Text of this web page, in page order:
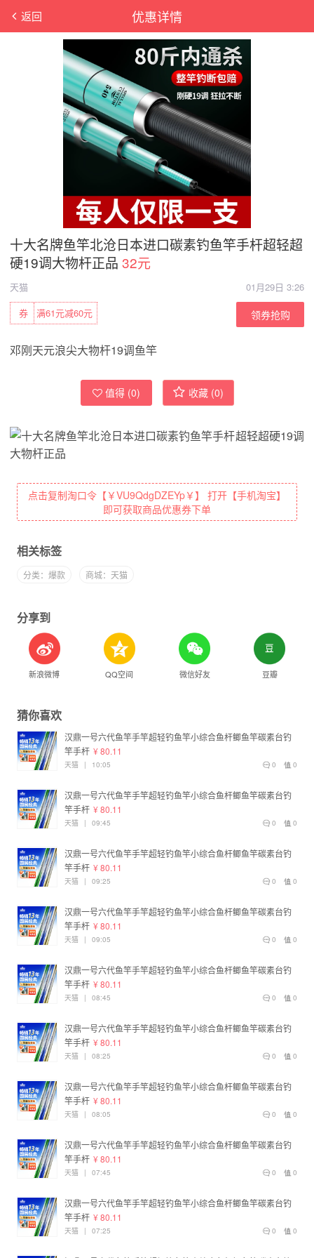
优惠详情
返回
十大名牌鱼竿北沧日本进口碳素钓鱼竿手杆超轻超
硬19调大物杆正品 32元
天猫
01月29日 3:26
满61元减60元
券 领券抢购
邓刚天元浪尖大物杆19调鱼竿
值得 (0) 收藏 (0)
点击复制淘口令【￥VU9QdgDZEYp￥】 打开【手机淘宝】
即可获取商品优惠券下单
相关标签
分类：爆款 商城：天猫
分享到
新浪微博 QQ空间 微信好友 豆瓣
猜你喜欢
汉鼎一号六代鱼竿手竿超轻钓鱼竿小综合鱼杆鲫鱼竿碳素台钓
竿手杆 ¥ 80.11
0
0
天猫 | 10:05
汉鼎一号六代鱼竿手竿超轻钓鱼竿小综合鱼杆鲫鱼竿碳素台钓
竿手杆 ¥ 80.11
0
0
天猫 | 09:45
汉鼎一号六代鱼竿手竿超轻钓鱼竿小综合鱼杆鲫鱼竿碳素台钓
竿手杆 ¥ 80.11
0
0
天猫 | 09:25
汉鼎一号六代鱼竿手竿超轻钓鱼竿小综合鱼杆鲫鱼竿碳素台钓
竿手杆 ¥ 80.11
0
0
天猫 | 09:05
汉鼎一号六代鱼竿手竿超轻钓鱼竿小综合鱼杆鲫鱼竿碳素台钓
竿手杆 ¥ 80.11
0
0
天猫 | 08:45
汉鼎一号六代鱼竿手竿超轻钓鱼竿小综合鱼杆鲫鱼竿碳素台钓
竿手杆 ¥ 80.11
0
0
天猫 | 08:25
汉鼎一号六代鱼竿手竿超轻钓鱼竿小综合鱼杆鲫鱼竿碳素台钓
竿手杆 ¥ 80.11
0
0
天猫 | 08:05
汉鼎一号六代鱼竿手竿超轻钓鱼竿小综合鱼杆鲫鱼竿碳素台钓
竿手杆 ¥ 80.11
0
0
天猫 | 07:45
汉鼎一号六代鱼竿手竿超轻钓鱼竿小综合鱼杆鲫鱼竿碳素台钓
竿手杆 ¥ 80.11
0
0
天猫 | 07:25